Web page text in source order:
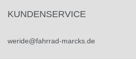
KUNDENSERVICE
weride@fahrrad-marcks.de